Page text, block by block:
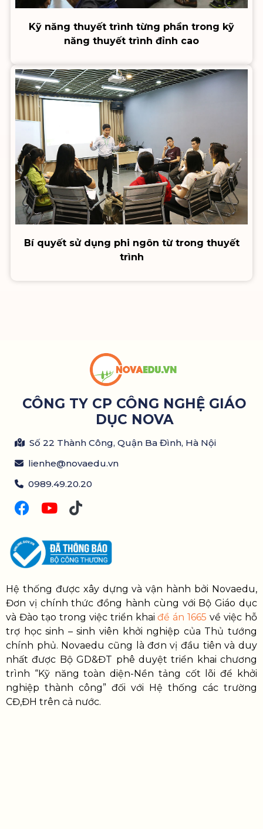
Kỹ năng thuyết trình từng phần trong kỹ
năng thuyết trình đỉnh cao
Bí quyết sử dụng phi ngôn từ trong thuyết
trình
CÔNG TY CP CÔNG NGHỆ GIÁO
DỤC NOVA
Số 22 Thành Công, Quận Ba Đình, Hà Nội
lienhe@novaedu.vn
0989.49.20.20
Hệ thống được xây dựng và vận hành bởi Novaedu,
Đơn vị chính thức đồng hành cùng với Bộ Giáo dục
và Đào tạo trong việc triển khaiđề án 1665 về việc hỗ
trợ học sinh – sinh viên khởi nghiệp của Thủ tướng
chính phủ. Novaedu cũng là đơn vị đầu tiên và duy
nhất được Bộ GD&ĐT phê duyệt triển khai chương
trình “Kỹ năng toàn diện-Nền tảng cốt lõi để khởi
nghiệp thành công” đối với Hệ thống các trường
CĐ,ĐH trên cả nước.